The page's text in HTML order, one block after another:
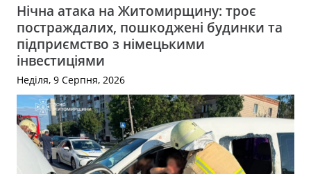
Нічна атака на Житомирщину: троє
постраждалих, пошкоджені будинки та
підприємство з німецькими
інвестиціями
Неділя, 9 Серпня, 2026